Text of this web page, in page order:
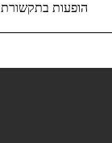
הופעות בתקשורת